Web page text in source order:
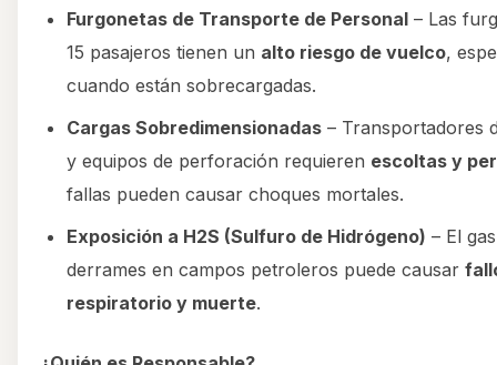
Furgonetas de Transporte de Personal – Las
15 pasajeros tienen un alto riesgo de vuelco,
cuando están sobrecargadas.
Cargas Sobredimensionadas – Transportadores
y equipos de perforación requieren escoltas y
fallas pueden causar choques mortales.
Exposición a H2S (Sulfuro de Hidrógeno) – El
derrames en campos petroleros puede causar
respiratorio y muerte.